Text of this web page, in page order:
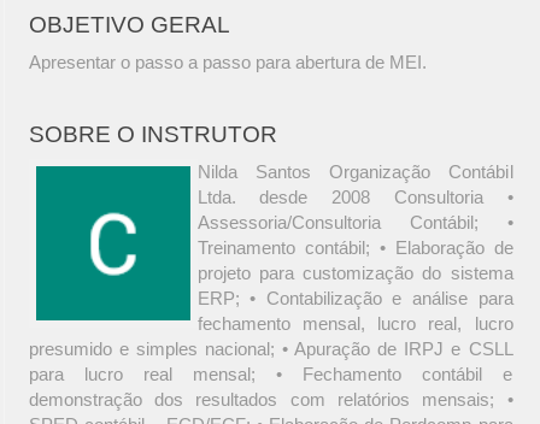
OBJETIVO GERAL
Apresentar o passo a passo para abertura de MEI.
SOBRE O INSTRUTOR
Nilda Santos Organização Contábil
Ltda. desde 2008 Consultoria •
Assessoria/Consultoria Contábil; •
Treinamento contábil; • Elaboração de
projeto para customização do sistema
ERP; • Contabilização e análise para
fechamento mensal, lucro real, lucro
presumido e simples nacional; • Apuração de IRPJ e CSLL
para lucro real mensal; • Fechamento contábil e
demonstração dos resultados com relatórios mensais; •